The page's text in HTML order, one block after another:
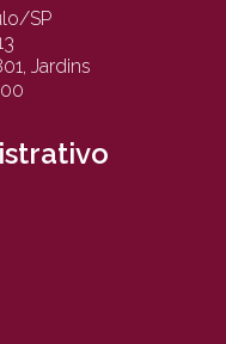
SP
Jardins